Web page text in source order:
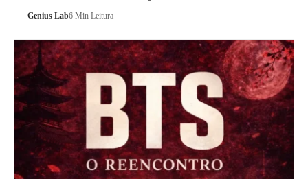
Genius Lab6 Min Leitura